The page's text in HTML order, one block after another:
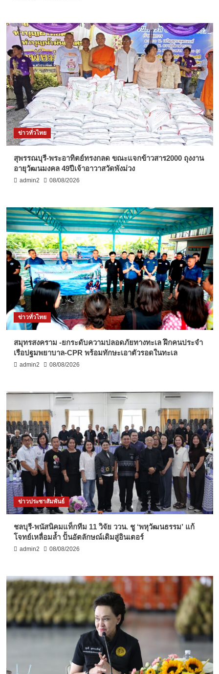
ข่าวทั่วไทย
สุพรรณบุรี-พระอาทิตย์ทรงกลด ขณะแจกข้าวสาร2000 ถุงงาน
อายุวัฒนมงคล 49ปีเจ้าอาวาสวัดพังม่วง
admin2 08/08/2026
ข่าวทั่วไทย
สมุทรสงคราม -ยกระดับความปลอดภัยทางทะเล ฝึกคนประจำ
เรือปฐมพยาบาล-CPR พร้อมทักษะเอาตัวรอดในทะเล
admin2 08/08/2026
ข่าวประชาสัมพันธ์
ชลบุรี-พนัสนิคมแท็กทีม 11 วิจัย ววน. ชู ‘พหุวัฒนธรรม’ แก้
โจทย์เหลื่อมล้ำ ปั้นอัตลักษณ์เดิมสู่อินเตอร์
admin2 08/08/2026